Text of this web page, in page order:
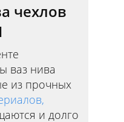
чехлов
ваз нива
из прочных
и долго